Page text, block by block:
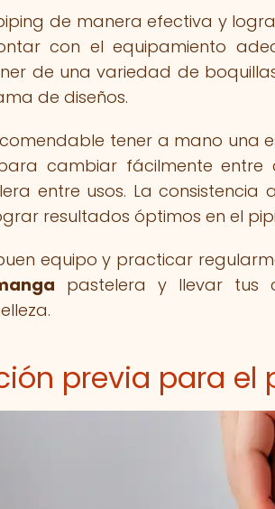
de manera efectiva y
con el equipamiento
de una variedad de
de diseños.
tener a mano
cambiar fácilmente
entre usos. La
resultados óptimos en el
equipo y practicar
pastelera y llevar tus
previa para el